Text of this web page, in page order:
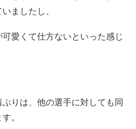
ましたし、
愛くて仕方ないといった感じ
りは、他の選手に対しても同
。